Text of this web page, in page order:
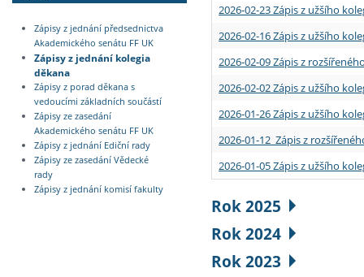
Zápisy z jednání předsednictva
Akademického senátu FF UK
Zápisy z jednání kolegia
děkana
Zápisy z porad děkana s
vedoucími základních součástí
Zápisy ze zasedání
Akademického senátu FF UK
Zápisy z jednání Ediční rady
Zápisy ze zasedání Vědecké
rady
Zápisy z jednání komisí fakulty
2026-02-23 Zápis z užšího
2026-02-16 Zápis z užšího
2026-02-09 Zápis z
2026-02-02 Zápis z užšího
2026-01-26 Zápis z užšího
2026-01-12 Zápis z
2026-01-05 Zápis z užšího
Rok 2025
Rok 2024
Rok 2023